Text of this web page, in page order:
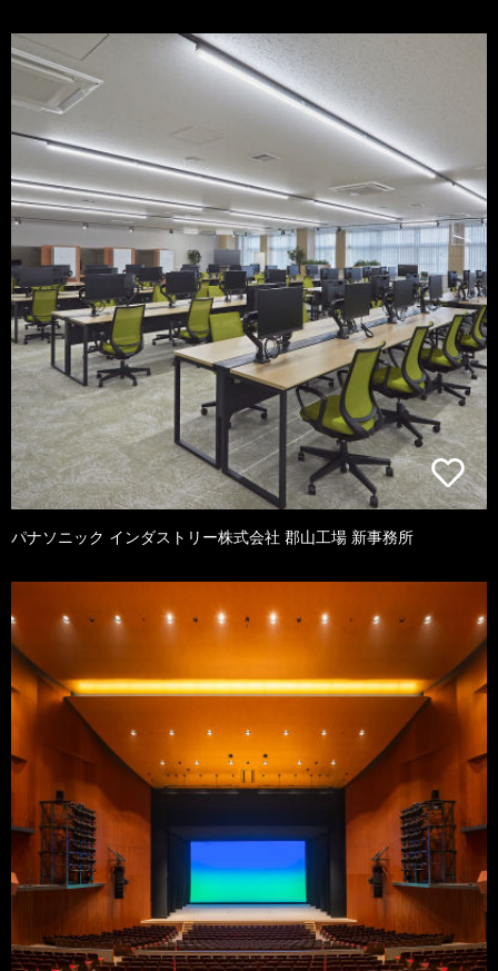
パナソニック インダストリー株式会社 郡山工場 新事務所